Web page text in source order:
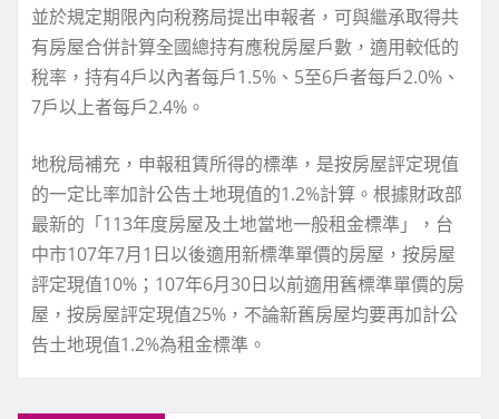
並於規定期限內向稅務局提出申報者，可與繼承取得共
有房屋合併計算全國總持有應稅房屋戶數，適用較低的
稅率，持有4戶以內者每戶1.5%、5至6戶者每戶2.0%、
7戶以上者每戶2.4%。
地稅局補充，申報租賃所得的標準，是按房屋評定現值
的一定比率加計公告土地現值的1.2%計算。根據財政部
最新的「113年度房屋及土地當地一般租金標準」，台
中市107年7月1日以後適用新標準單價的房屋，按房屋
評定現值10%；107年6月30日以前適用舊標準單價的房
屋，按房屋評定現值25%，不論新舊房屋均要再加計公
告土地現值1.2%為租金標準。